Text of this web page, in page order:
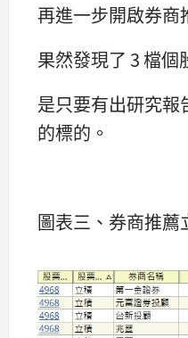
再進一步開啟券商
果然發現了 3 檔個
是只要有出研究報
的標的。
圖表三、券商推薦